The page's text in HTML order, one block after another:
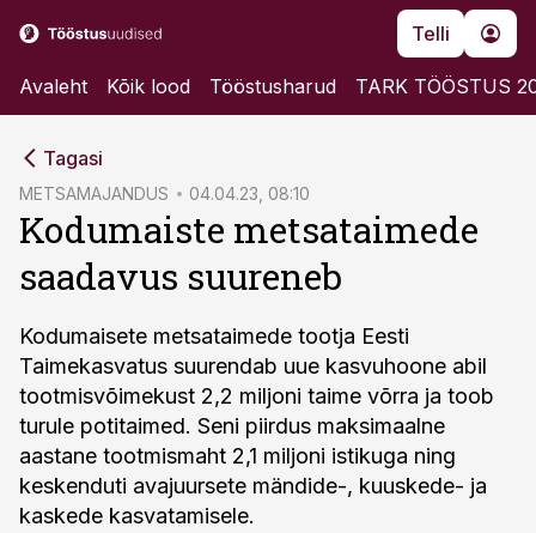
Telli
Avaleht Kõik lood Tööstusharud TARK TÖÖSTUS
Tagasi
METSAMAJANDUS 04.04.23, 08:10
Kodumaiste metsataimede
saadavus suureneb
Kodumaisete metsataimede tootja Eesti
Taimekasvatus suurendab uue kasvuhoone abil
tootmisvõimekust 2,2 miljoni taime võrra ja toob
turule potitaimed. Seni piirdus maksimaalne
aastane tootmismaht 2,1 miljoni istikuga ning
keskenduti avajuursete mändide-, kuuskede- ja
kaskede kasvatamisele.